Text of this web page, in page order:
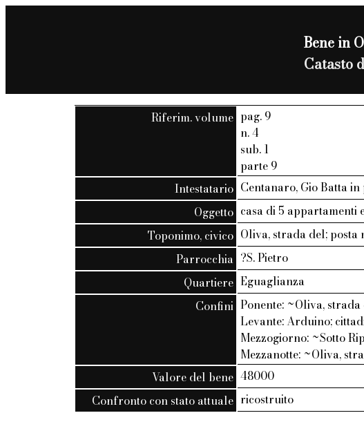
Bene in
Catasto
Riferim. volume pag. 9
n. 4
sub. 1
parte 9
Intestatario Centanaro, Gio Batta
Oggetto casa di 5 appartamenti
Toponimo, civico Oliva, strada del; posta
Parrocchia ?S. Pietro
Quartiere Eguaglianza
Confini Ponente: ~Oliva,
Levante: Arduino;
Mezzogiorno: ~Sotto
Mezzanotte: ~Oliva,
Valore del bene 48000
Confronto con stato attuale ricostruito